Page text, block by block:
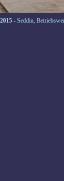
- Seddin,